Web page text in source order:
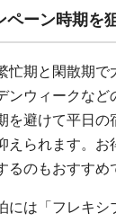
ーン時期を
忙期と閑散期で
ンウィークなど
を避けて平日の
えられます。お
のもおすすめ
には「フレキシ